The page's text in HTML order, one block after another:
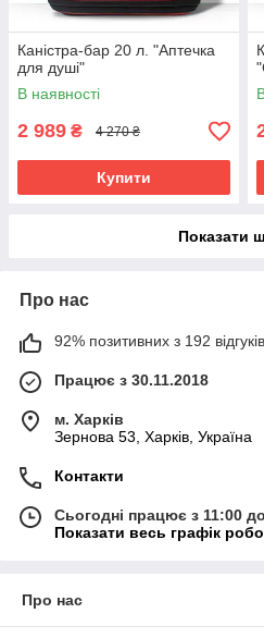
Каністра-бар 20 л. "Аптечка
для душі"
В наявності
2 989 ₴ 4 270 ₴
Купити
Показати
Про нас
92% позитивних з 192
Працює з 30.11.2018
м. Харків
Зернова 53, Харків, Україна
Контакти
Сьогодні працює з 11:00
Показати весь графік
Про нас